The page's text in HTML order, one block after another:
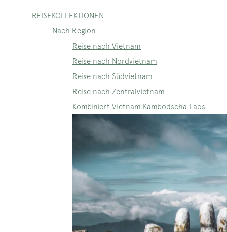
REISEKOLLEKTIONEN
Nach Region
Reise nach Vietnam
Reise nach Nordvietnam
Reise nach Südvietnam
Reise nach Zentralvietnam
Kombiniert Vietnam Kambodscha Laos